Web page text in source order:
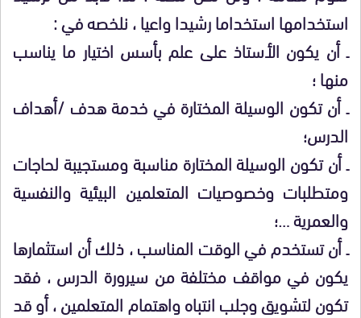
استخدامها استخداما رشيدا واعيا ، نلخصه في :
ـ أن يكون الأستاذ على علم بأسس اختيار ما يناسب
منها ؛
ـ أن تكون الوسيلة المختارة في خدمة هدف /أهداف
الدرس؛
ـ أن تكون الوسيلة المختارة مناسبة ومستجيبة لحاجات
ومتطلبات وخصوصيات المتعلمين البيئية والنفسية
والعمرية …؛
ـ أن تستخدم في الوقت المناسب ، ذلك أن استثمارها
يكون في مواقف مختلفة من سيرورة الدرس ، فقد
تكون لتشويق وجلب انتباه واهتمام المتعلمين ، أو قد